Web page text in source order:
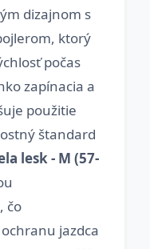
dizajnom s
ktorý
počas
zapínacia a
použitie
štandard
lesk - M (57-
čo
jazdca